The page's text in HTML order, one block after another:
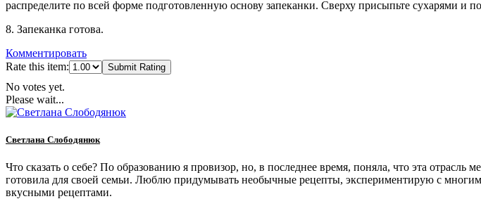
распределите по всей форме подготовленную основу запеканки. Сверху присыпьте сухарями и
8. Запеканка готова.
Комментировать
Rate this item:
Submit Rating
No votes yet.
Please wait...
Светлана Слободянюк
Что сказать о себе? По образованию я провизор, но, в последнее время, поняла, что эта
готовила для своей семьи. Люблю придумывать необычные рецепты, экспериментирую с
вкусными рецептами.